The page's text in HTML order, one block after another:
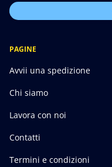
PAGINE
Avvii una spedizione
Chi siamo
Lavora con noi
Contatti
Termini e condizioni